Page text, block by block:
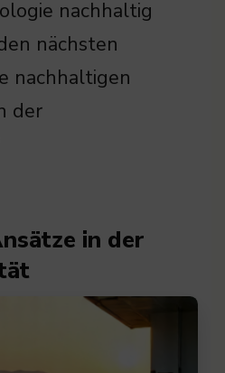
nachhaltig
nächsten
nachhaltigen
der
in der